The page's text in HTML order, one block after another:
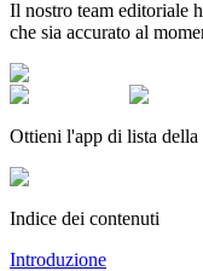
Il nostro team editoriale
che sia accurato al
Ottieni l'app di lista della
Indice dei contenuti
Introduzione